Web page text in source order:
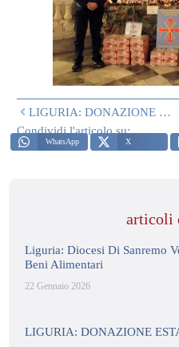
LIGURIA: DONAZIONE ESTATE 2025
Condividi l'articolo su:
WhatsApp X
articoli
Liguria: Diocesi Di Sanremo
Beni Alimentari
22 Gennaio 2026
LIGURIA: DONAZIONE